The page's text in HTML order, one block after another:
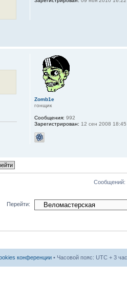
Zomb1e
гонщик
Сообщения: 992
Зарегистрирован: 12 сен 2008 18:45
Сообщений:
Перейти:
конференции • Часовой пояс: UTC + 3